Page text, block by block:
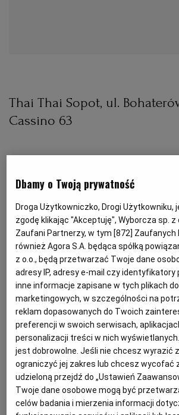
OLSZTYN
POZNAŃ
RADOM
RYBNIK
RZESZÓW
SOSNOWIEC
SZCZECIN
DZIECKO
PODRÓŻE
WIDEO
FORUM
Thai Thai Sopot, ul.
Cassino 63
Restauracja istnieje od 2010 roku, a
sprawiła, że właściciele otworzyli trzy
w Gdańsku, Warszawie i Poznaniu.
z nich dania smakowały tak samo,
uśmiechnięty szef kuchni
Sukhothai położonej w połowie drogi
Bangkokiem i Chiang Mai.
w pięciogwiazdkowych hotelach,
Mandarin Oriental Bangkok i
Zapewnia, że pracuje na naturalnych
sprowadzanych z Tajlandii, a pytany
danie, konsekwentnie wymienia
z menu.
Dbamy o Twoją prywatność
Droga Użytkowniczko, Drogi Użytkowniku,
zgodę klikając "Akceptuję", Wyborcza sp. z
Zaufani Partnerzy, w tym [872] Zaufanych
również Agora S.A. będąca spółką
z o.o., będą przetwarzać Twoje dane
adresy IP, adresy e-mail czy identyfikatory
inne informacje zapisane w tych plikach
marketingowych, w szczególności na
reklam dopasowanych do Twoich
preferencji w swoich serwisach,
personalizacji treści w nich
jest dobrowolne. Jeśli nie chcesz wyrazić
ograniczyć jej zakres lub chcesz wycofać
udzieloną przejdź do „Ustawień
Twoje dane osobowe mogą być
celów badania i mierzenia informacji